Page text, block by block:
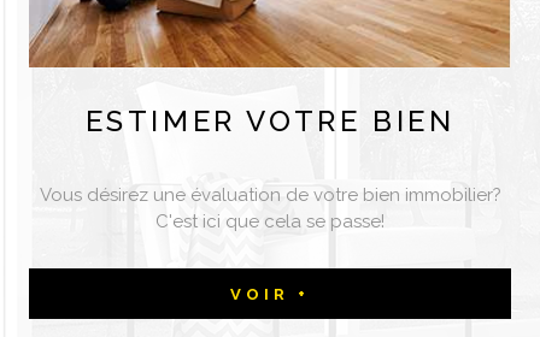
ESTIMERVOTRE BIEN
Vous désirez une évaluation de votre bien immobilier?
C'est ici que cela se passe!
VOIR +